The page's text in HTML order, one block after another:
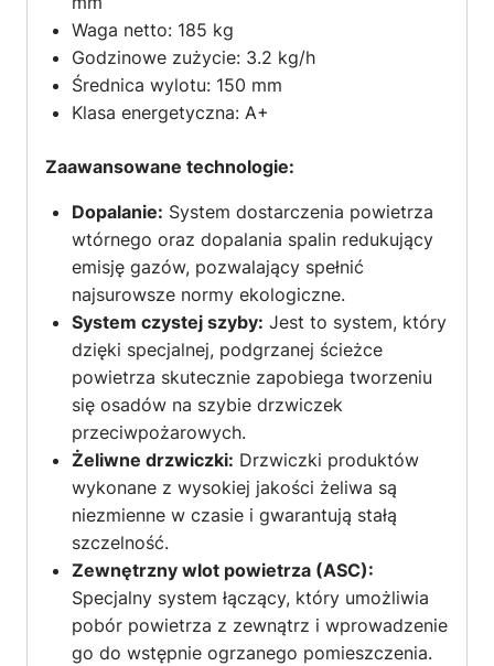
Waga netto: 185 kg
Godzinowe zużycie: 3.2 kg/h
Średnica wylotu: 150 mm
Klasa energetyczna: A+
Zaawansowane technologie:
Dopalanie: System dostarczenia powietrza
wtórnego oraz dopalania spalin redukujący
emisję gazów, pozwalający spełnić
najsurowsze normy ekologiczne.
System czystej szyby: Jest to system, który
dzięki specjalnej, podgrzanej ścieżce
powietrza skutecznie zapobiega tworzeniu
się osadów na szybie drzwiczek
przeciwpożarowych.
Żeliwne drzwiczki: Drzwiczki produktów
wykonane z wysokiej jakości żeliwa są
niezmienne w czasie i gwarantują stałą
szczelność.
Zewnętrzny wlot powietrza (ASC):
Specjalny system łączący, który umożliwia
pobór powietrza z zewnątrz i wprowadzenie
go do wstępnie ogrzanego pomieszczenia.